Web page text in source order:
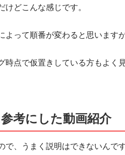
どこんな感じです。
って順番が変わると思いますが
時点で仮置きしている方もよく
考にした動画紹介
で、うまく説明はできないんで